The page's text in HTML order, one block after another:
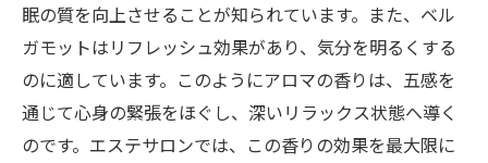
眠の質を向上させることが知られています。また、ベル
ガモットはリフレッシュ効果があり、気分を明るくする
のに適しています。このようにアロマの香りは、五感を
通じて心身の緊張をほぐし、深いリラックス状態へ導く
のです。エステサロンでは、この香りの効果を最大限に